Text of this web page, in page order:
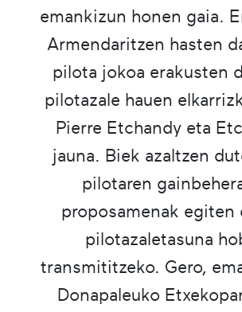
emankizun honen gaia.
Armendaritzen hasten
pilota jokoa erakusten
pilotazale hauen
Pierre Etchandy eta
jauna. Biek azaltzen
pilotaren
proposamenak egiten
pilotazaletasuna
transmititzeko. Gero,
Donapaleuko